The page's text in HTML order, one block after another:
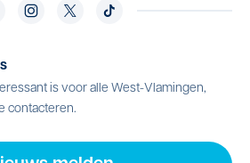
is voor alle West-Vlamingen,
contacteren.